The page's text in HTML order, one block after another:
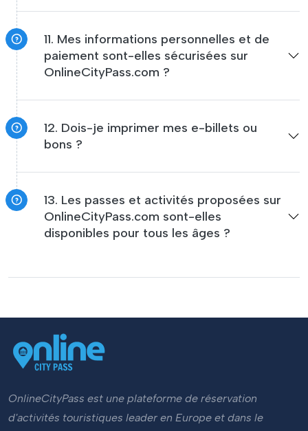
11. Mes informations personnelles et de
paiement sont-elles sécurisées sur
OnlineCityPass.com ?
12. Dois-je imprimer mes e-billets ou
bons ?
13. Les passes et activités proposées sur
OnlineCityPass.com sont-elles
disponibles pour tous les âges ?
OnlineCityPass est une plateforme de réservation
d'activités touristiques leader en Europe et dans le